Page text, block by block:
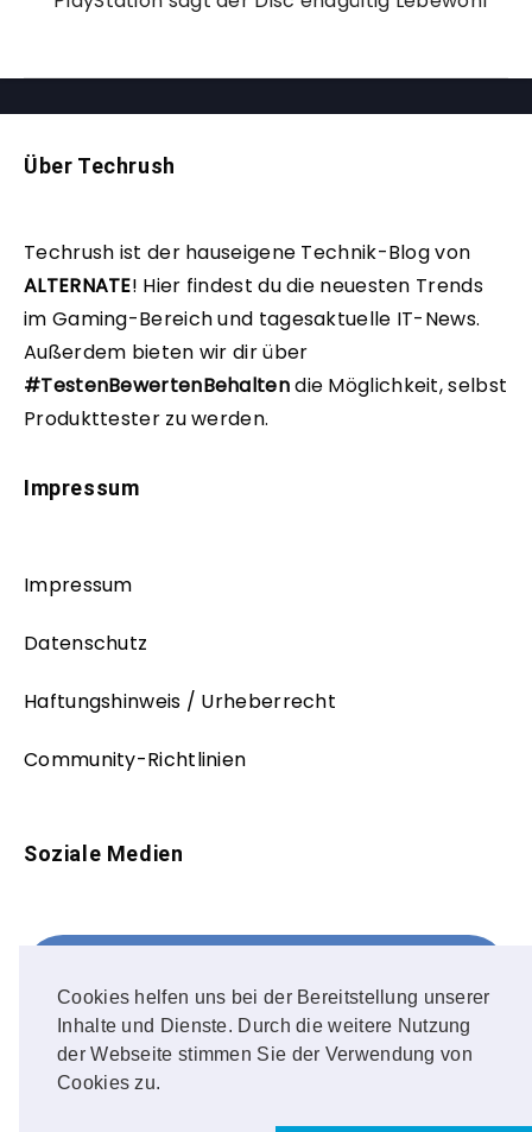
Cookies helfen uns bei der Bereitstellung unserer
Inhalte und Dienste. Durch die weitere Nutzung
der Webseite stimmen Sie der Verwendung von
Cookies zu.
Über Techrush
Techrush ist der hauseigene Technik-Blog von
ALTERNATE! Hier findest du die neuesten Trends
im Gaming-Bereich und tagesaktuelle IT-News.
Außerdem bieten wir dir über
#TestenBewertenBehaltendie Möglichkeit, selbst
Produkttester zu werden.
Impressum
Impressum
Datenschutz
Haftungshinweis / Urheberrecht
Community-Richtlinien
Soziale Medien
FOLLOW ME!
Instagram
OUR PHOTOS!